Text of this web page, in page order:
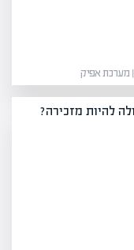
להיות מזכירה?